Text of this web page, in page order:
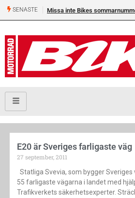
SENASTE Missa inte Bikes
E20 är Sveriges farligaste väg
27 september, 2011
Statliga Svevia, som bygger Sveriges
55 farligaste vägarna i landet med
Trafikverkets säkerhetsexperter.